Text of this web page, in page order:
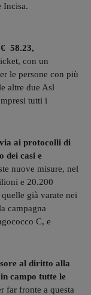
Incisa.
58.23,
con un
le persone con più
altre due Asl
tutti i
ai protocolli di
dei casi e
nuove misure, nel
e 20.200
già varate nei
campagna
C, e
al diritto alla
campo tutte le
far fronte a questa